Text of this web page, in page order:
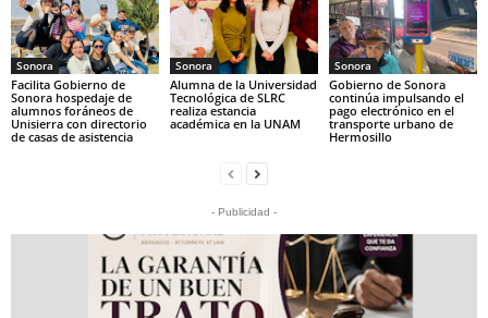
Sonora
Facilita Gobierno de
Sonora hospedaje de
alumnos foráneos de
Unisierra con directorio
de casas de asistencia
Sonora
Alumna de la Universidad
Tecnológica de SLRC
realiza estancia
académica en la UNAM
Sonora
Gobierno de Sonora
continúa impulsando el
pago electrónico en el
transporte urbano de
Hermosillo
- Publicidad -